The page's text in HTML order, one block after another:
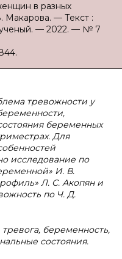
в разных
Макарова. — Текст :
— 2022. — № 7
тревожности у
беременных
Для
исследование по
И. В.
Л. С. Акопян и
по Ч. Д.
беременность,
состояния.